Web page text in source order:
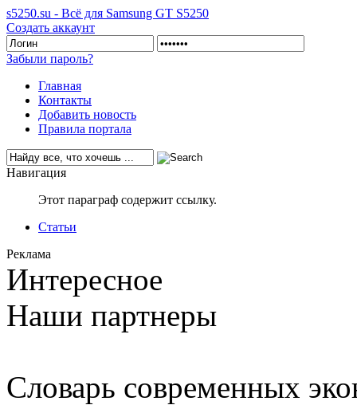
s5250.su - Всё для Samsung GT S5250
Создать аккаунт
Забыли пароль?
Главная
Контакты
Добавить новость
Правила портала
Навигация
Этот параграф содержит ссылку.
Статьи
Реклама
Интересное
Наши партнеры
Словарь современных